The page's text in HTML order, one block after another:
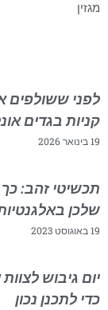
מגזין
לפני ששולפים
קניות בגדים
19 בינואר 2026
תכשיטי זהב:
שלכן
19 באוגוסט 2023
יום גיבוש
כדי לתכנן נכון